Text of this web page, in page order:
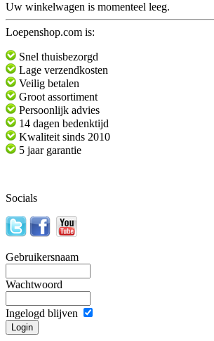
Uw winkelwagen is momenteel leeg.
Loepenshop.com is:
Snel thuisbezorgd
Lage verzendkosten
Veilig betalen
Groot assortiment
Persoonlijk advies
14 dagen bedenktijd
Kwaliteit sinds 2010
5 jaar garantie
Socials
Gebruikersnaam
Wachtwoord
Ingelogd blijven